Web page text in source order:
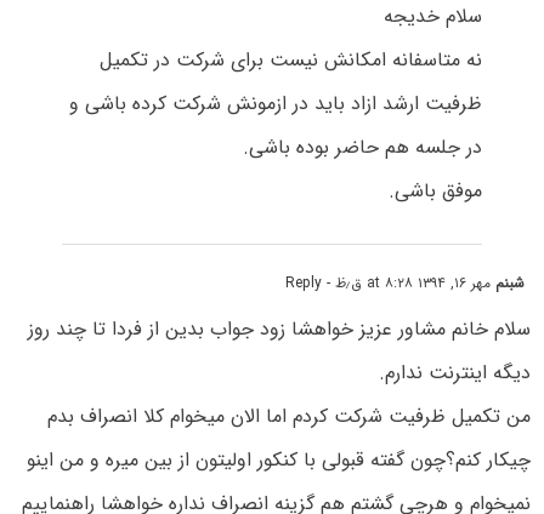
سلام خدیجه
نه متاسفانه امکانش نیست برای شرکت در تکمیل
ظرفیت ارشد ازاد باید در ازمونش شرکت کرده باشی و
در جلسه هم حاضر بوده باشی.
موفق باشی.
شبنم مهر ۱۶, ۱۳۹۴ at ۸:۲۸ ق٫ظ - Reply
سلام خانم مشاور عزیز خواهشا زود جواب بدین از فردا تا چند روز
دیگه اینترنت ندارم.
من تکمیل ظرفیت شرکت کردم اما الان میخوام کلا انصراف بدم
چیکار کنم؟چون گفته قبولی با کنکور اولیتون از بین میره و من اینو
نمیخوام و هرچی گشتم هم گزینه انصراف نداره خواهشا راهنماییم